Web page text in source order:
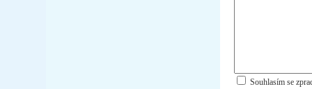
Souhlasím se